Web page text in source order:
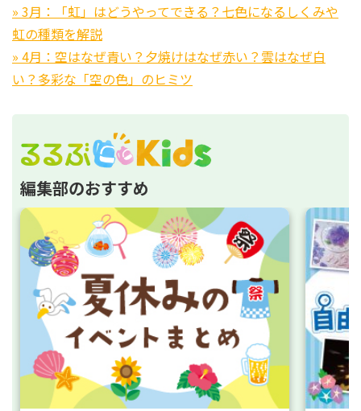
» 3月：「虹」はどうやってできる？七色になるしくみや
虹の種類を解説
» 4月：空はなぜ青い？夕焼けはなぜ赤い？雲はなぜ白
い？多彩な「空の色」のヒミツ
編集部のおすすめ